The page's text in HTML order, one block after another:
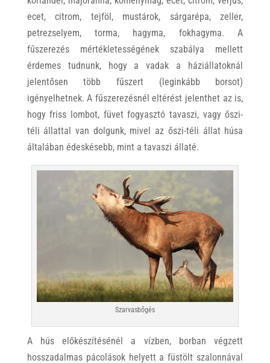
ecet, citrom, tejföl, mustárok, sárgarépa, zeller,
petrezselyem, torma, hagyma, fokhagyma. A
fűszerezés mértékletességének szabálya mellett
érdemes tudnunk, hogy a vadak a háziállatoknál
jelentősen több fűszert (leginkább borsot)
igényelhetnek. A fűszerezésnél eltérést jelenthet az is,
hogy friss lombot, füvet fogyasztó tavaszi, vagy őszi-
téli állattal van dolgunk, mivel az őszi-téli állat húsa
általában édeskésebb, mint a tavaszi állaté.
Szarvasbőgés
A hús előkészítésénél a vízben, borban végzett
hosszadalmas pácolások helyett a füstölt szalonnával